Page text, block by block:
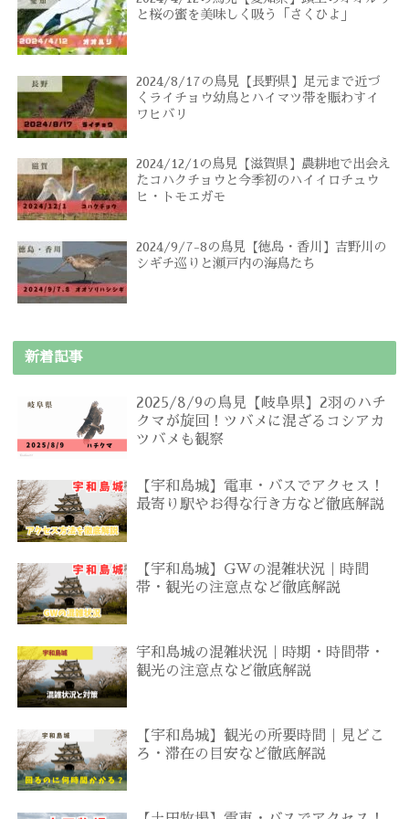
と桜の蜜を美味しく吸う「さくひよ」
2024/8/17の鳥見【長野県】足元まで近づ
くライチョウ幼鳥とハイマツ帯を賑わすイ
ワヒバリ
2024/12/1の鳥見【滋賀県】農耕地で出会え
たコハクチョウと今季初のハイイロチュウ
ヒ・トモエガモ
2024/9/7-8の鳥見【徳島・香川】吉野川の
シギチ巡りと瀬戸内の海鳥たち
新着記事
2025/8/9の鳥見【岐阜県】2羽のハチ
クマが旋回！ツバメに混ざるコシアカ
ツバメも観察
【宇和島城】電車・バスでアクセス！
最寄り駅やお得な行き方など徹底解説
【宇和島城】GWの混雑状況｜時間
帯・観光の注意点など徹底解説
宇和島城の混雑状況｜時期・時間帯・
観光の注意点など徹底解説
【宇和島城】観光の所要時間｜見どこ
ろ・滞在の目安など徹底解説